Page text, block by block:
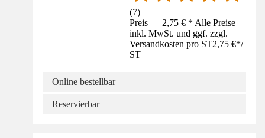
(7)
Preis — 2,75 € * Alle Preise
inkl. MwSt. und ggf. zzgl.
Versandkosten pro ST2,75 €*/
ST
Online bestellbar
Reservierbar